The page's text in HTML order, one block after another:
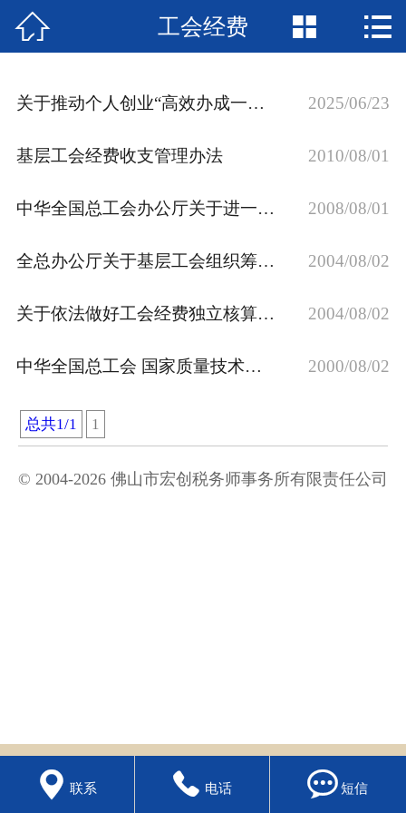
网站首页
财会法规库
税收法规库
国际税收库
 工会经费  
关于推动个人创业“高效办成一件事”的实施意见 2025/06/23
基层工会经费收支管理办法 2010/08/01
中华全国总工会办公厅关于进一步做好工会经费独立核算工作的通知 2008/08/01
全总办公厅关于基层工会组织筹建期间拨缴工会经费（筹备金）事项的通知 2004/08/02
关于依法做好工会经费独立核算工作的通知 2004/08/02
中华全国总工会 国家质量技术监督局《 关于工会法人组织申领中华人民共和国组织机构代码证的通知 》 2000/08/02
总共1/1 1
© 2004-2026 佛山市宏创税务师事务所有限责任公司
 联系  电话  短信